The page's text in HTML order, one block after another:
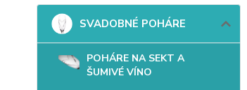
SVADOBNÉ POHÁRE
POHÁRE NA SEKT A
ŠUMIVÉ VÍNO